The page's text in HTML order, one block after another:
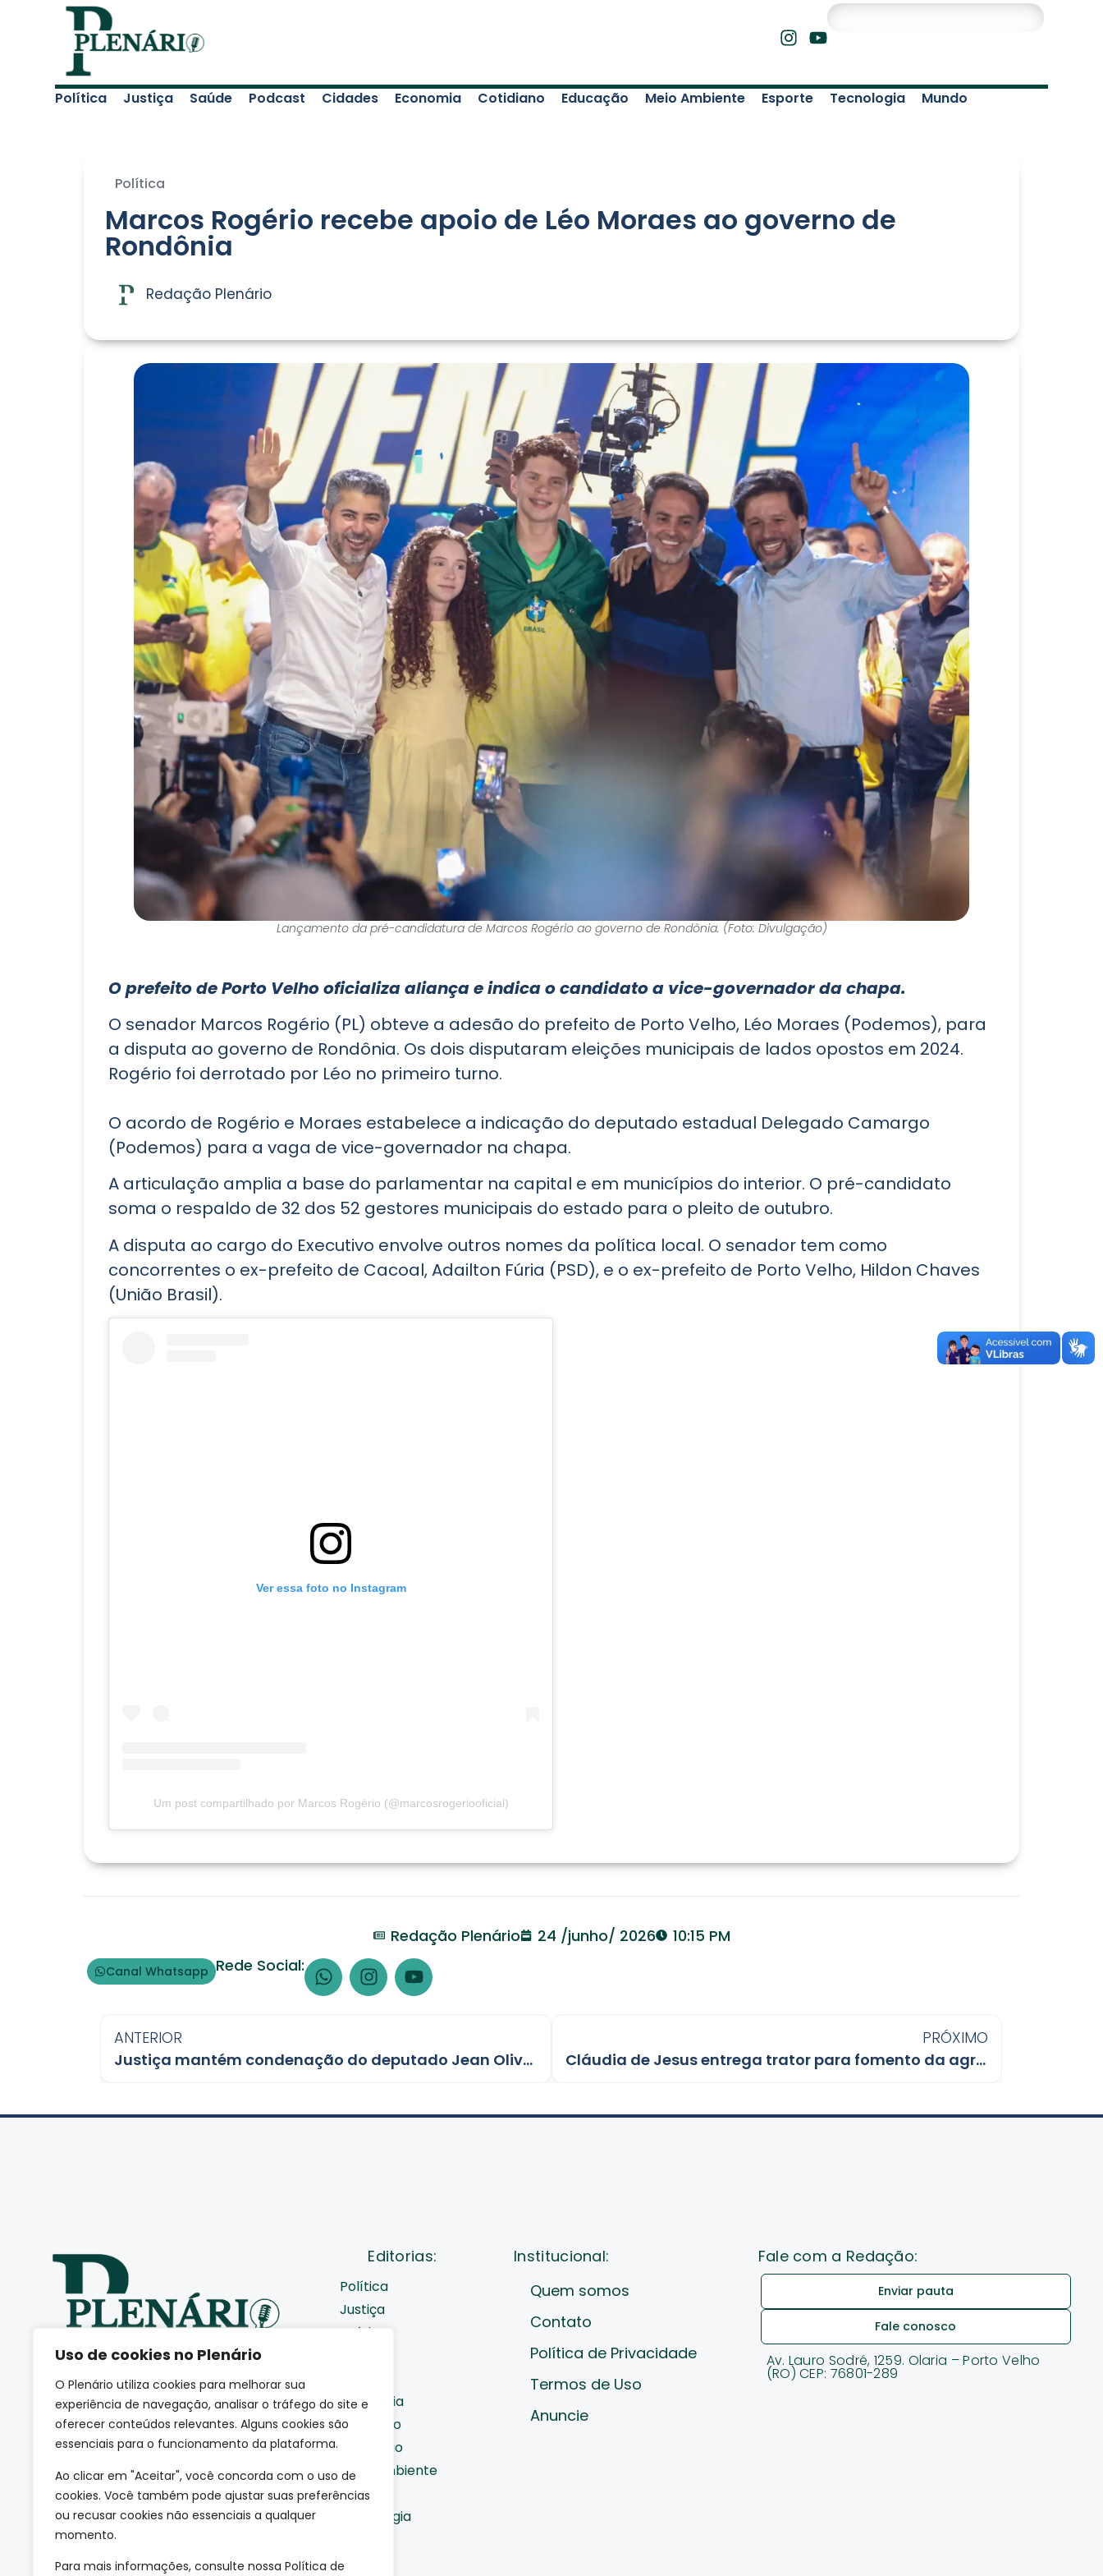
Uso de cookies no Plenário
O Plenário utiliza cookies para melhorar sua
experiência de navegação, analisar o tráfego do site e
oferecer conteúdos relevantes. Alguns cookies são
essenciais para o funcionamento da plataforma.
Ao clicar em "Aceitar", você concorda com o uso de
cookies. Você também pode ajustar suas preferências
ou recusar cookies não essenciais a qualquer
momento.
Para mais informações, consulte nossa Política de
Política Justiça Saúde Podcast Cidades Economia Cotidiano Educação Meio Ambiente Esporte Tecnologia Mundo
Política
Marcos Rogério recebe apoio de Léo Moraes ao governo de
Rondônia
Redação Plenário
Lançamento da pré-candidatura de Marcos Rogério ao governo de Rondônia. (Foto: Divulgação)
O prefeito de Porto Velho oficializa aliança e indica o candidato a vice-governador da chapa.
O senador Marcos Rogério (PL) obteve a adesão do prefeito de Porto Velho, Léo Moraes (Podemos), para
a disputa ao governo de Rondônia. Os dois disputaram eleições municipais de lados opostos em 2024.
Rogério foi derrotado por Léo no primeiro turno.
O acordo de Rogério e Moraes estabelece a indicação do deputado estadual Delegado Camargo
(Podemos) para a vaga de vice-governador na chapa.
A articulação amplia a base do parlamentar na capital e em municípios do interior. O pré-candidato
soma o respaldo de 32 dos 52 gestores municipais do estado para o pleito de outubro.
A disputa ao cargo do Executivo envolve outros nomes da política local. O senador tem como
concorrentes o ex-prefeito de Cacoal, Adailton Fúria (PSD), e o ex-prefeito de Porto Velho, Hildon Chaves
(União Brasil).
Ver essa foto no Instagram
Um post compartilhado por Marcos Rogério (@marcosrogeriooficial)
Redação Plenário 24 /junho/ 2026 10:15 PM
Canal Whatsapp Rede Social:
ANTERIOR
Justiça mantém condenação do deputado Jean Oliveira por corrupção
PRÓXIMO
Cláudia de Jesus entrega trator para fomento da agricultura familiar em Ji-Paraná
Somos uma agência de
jornalismo autoral que
acompanha de perto como a
sociedade se movimenta.
(CNPJ: 66.665.801/0001-84)
Editorias:
Política
Justiça
Saúde
Economia
Cotidiano
Educação
Meio Ambiente
Esporte
Tecnologia
Institucional:
Quem somos
Contato
Política de Privacidade
Termos de Uso
Anuncie
Fale com a Redação:
Enviar pauta
Fale conosco
Av. Lauro Sodré, 1259. Olaria – Porto Velho
(RO) CEP: 76801-289